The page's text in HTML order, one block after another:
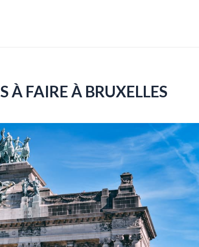
À FAIRE À BRUXELLES